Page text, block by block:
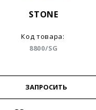
STONE
Код товара:
8800/SG
ЗАПРОСИТЬ